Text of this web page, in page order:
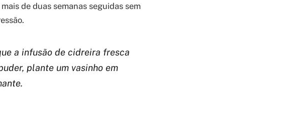
de duas semanas seguidas sem
a infusão de cidreira fresca
plante um vasinho em